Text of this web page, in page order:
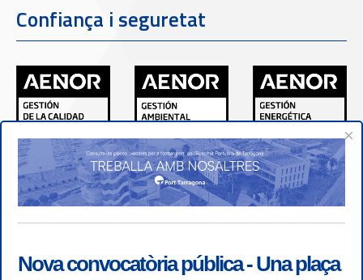
Confiança i seguretat
×
Nova convocatòria pública - Una plaça